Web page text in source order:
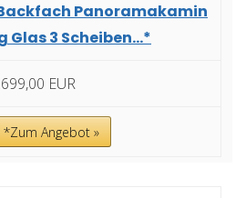
Panoramakamin
Glas 3 Scheiben...*
EUR
*Zum Angebot »